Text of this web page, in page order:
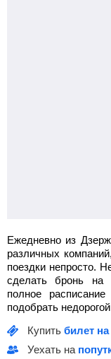
Ежедневно из
различных
поездки непросто.
сделать бронь
полное
подобрать
Купить билет
Уехать на